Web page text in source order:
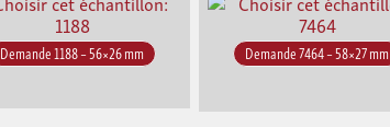
Demande 1188 – 56×26 mm Demande 7464 – 58×27 mm